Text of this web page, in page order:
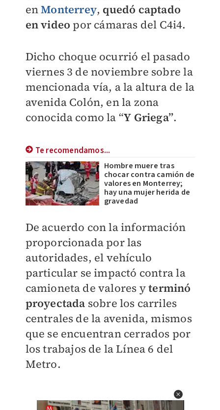
enMonterrey, quedó captado
en video por cámaras del C4i4.
Dicho choque ocurrió el pasado
viernes 3 de noviembre sobre la
mencionada vía, a la altura de la
avenida Colón, en la zona
conocida como la “Y Griega”.
Te recomendamos...
Hombre muere tras
chocar contra camión de
valores en Monterrey;
hay una mujer herida de
gravedad
De acuerdo con la información
proporcionada por las
autoridades, el vehículo
particular se impactó contra la
camioneta de valores yterminó
proyectada sobre los carriles
centrales de la avenida, mismos
que se encuentran cerrados por
los trabajos de la Línea 6 del
Metro.